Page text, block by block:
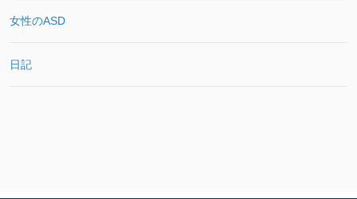
女性のASD
日記